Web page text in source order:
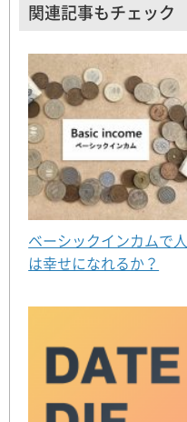
関連記事もチェック
ベーシックインカムで人
は幸せになれるか？